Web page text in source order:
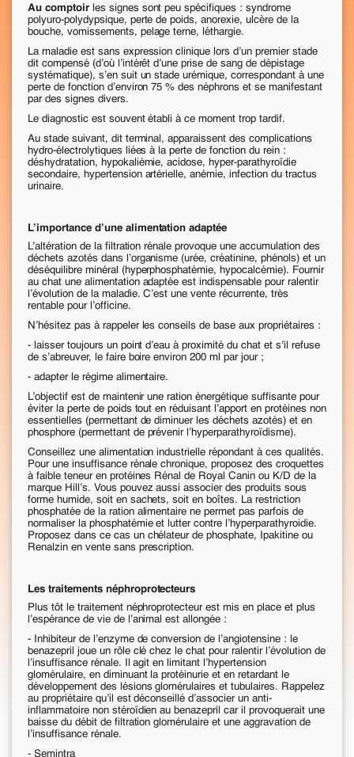
Au comptoir les signes sont peu spécifiques : syndrome
polyuro-polydypsique, perte de poids, anorexie, ulcère de la
bouche, vomissements, pelage terne, léthargie.
La maladie est sans expression clinique lors d’un premier stade
dit compensé (d’où l’intérêt d’une prise de sang de dépistage
systématique), s’en suit un stade urémique, correspondant à une
perte de fonction d’environ 75 % des néphrons et se manifestant
par des signes divers.
Le diagnostic est souvent établi à ce moment trop tardif.
Au stade suivant, dit terminal, apparaissent des complications
hydro-électrolytiques liées à la perte de fonction du rein :
déshydratation, hypokaliémie, acidose, hyper-parathyroïdie
secondaire, hypertension artérielle, anémie, infection du tractus
urinaire.
L’importance d’une alimentation adaptée
L’altération de la filtration rénale provoque une accumulation des
déchets azotés dans l’organisme (urée, créatinine, phénols) et un
déséquilibre minéral (hyperphosphatémie, hypocalcémie). Fournir
au chat une alimentation adaptée est indispensable pour ralentir
l’évolution de la maladie. C’est une vente récurrente, très
rentable pour l’officine.
N’hésitez pas à rappeler les conseils de base aux propriétaires :
- laisser toujours un point d’eau à proximité du chat et s’il refuse
de s’abreuver, le faire boire environ 200 ml par jour ;
- adapter le régime alimentaire.
L’objectif est de maintenir une ration énergétique suffisante pour
éviter la perte de poids tout en réduisant l’apport en protéines non
essentielles (permettant de diminuer les déchets azotés) et en
phosphore (permettant de prévenir l’hyperparathyroïdisme).
Conseillez une alimentation industrielle répondant à ces qualités.
Pour une insuffisance rénale chronique, proposez des croquettes
à faible teneur en protéines Rénal de Royal Canin ou K/D de la
marque Hill’s. Vous pouvez aussi associer des produits sous
forme humide, soit en sachets, soit en boîtes. La restriction
phosphatée de la ration alimentaire ne permet pas parfois de
normaliser la phosphatémie et lutter contre l’hyperparathyroidie.
Proposez dans ce cas un chélateur de phosphate, Ipakitine ou
Renalzin en vente sans prescription.
Les traitements néphroprotecteurs
Plus tôt le traitement néphroprotecteur est mis en place et plus
l’espérance de vie de l’animal est allongée :
- Inhibiteur de l’enzyme de conversion de l’angiotensine : le
benazepril joue un rôle clé chez le chat pour ralentir l’évolution de
l’insuffisance rénale. Il agit en limitant l’hypertension
glomérulaire, en diminuant la protéinurie et en retardant le
développement des lésions glomérulaires et tubulaires. Rappelez
au propriétaire qu’il est déconseillé d’associer un anti-
inflammatoire non stéroïdien au benazepril car il provoquerait une
baisse du débit de filtration glomérulaire et une aggravation de
l’insuffisance rénale.
- Semintra